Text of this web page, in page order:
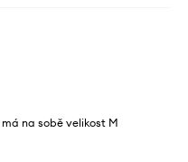
na sobě velikost M